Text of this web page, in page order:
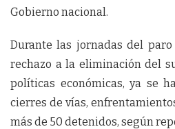
Gobierno nacional.
Durante las jornadas del
rechazo a la eliminación del
políticas económicas, ya se
cierres de vías,
más de 50 detenidos, según